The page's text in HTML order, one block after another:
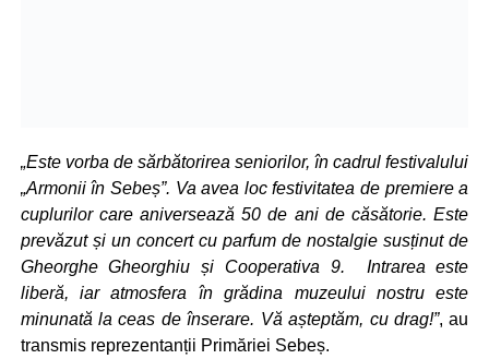
„Este vorba de sărbătorirea seniorilor, în cadrul festivalului
„Armonii în Sebeș”. Va avea loc festivitatea de premiere a
cuplurilor care aniversează 50 de ani de căsătorie. Este
prevăzut și un concert cu parfum de nostalgie susținut de
Gheorghe Gheorghiu și Cooperativa 9. Intrarea este
liberă, iar atmosfera în grădina muzeului nostru este
minunată la ceas de înserare. Vă așteptăm, cu drag!”, au
transmis reprezentanții Primăriei Sebeș.